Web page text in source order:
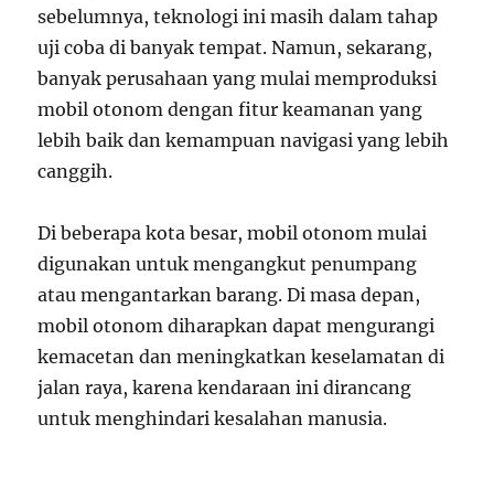
sebelumnya, teknologi ini masih dalam tahap
uji coba di banyak tempat. Namun, sekarang,
banyak perusahaan yang mulai memproduksi
mobil otonom dengan fitur keamanan yang
lebih baik dan kemampuan navigasi yang lebih
canggih.
Di beberapa kota besar, mobil otonom mulai
digunakan untuk mengangkut penumpang
atau mengantarkan barang. Di masa depan,
mobil otonom diharapkan dapat mengurangi
kemacetan dan meningkatkan keselamatan di
jalan raya, karena kendaraan ini dirancang
untuk menghindari kesalahan manusia.